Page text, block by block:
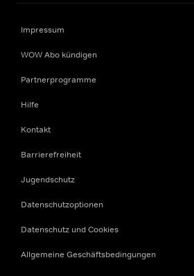
Impressum
WOW Abo kündigen
Partnerprogramme
Hilfe
Kontakt
Barrierefreiheit
Jugendschutz
Datenschutzoptionen
Datenschutz und Cookies
Allgemeine Geschäftsbedingungen